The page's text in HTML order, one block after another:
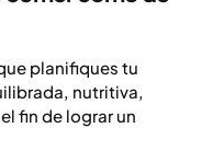
planifiques tu
nutritiva,
fin de lograr un